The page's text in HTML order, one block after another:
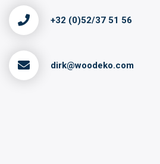
+32 (0)52/37 51 56
dirk@woodeko.com